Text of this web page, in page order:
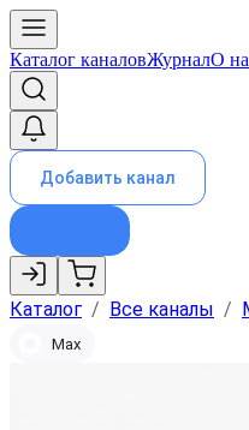
Каталог каналовЖурналО
Добавить канал
Каталог / Все каналы /
Max